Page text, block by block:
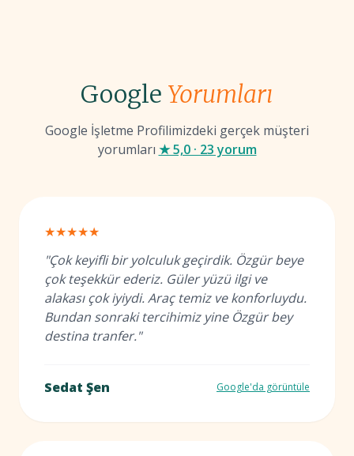
Google Yorumları
Google İşletme Profilimizdeki gerçek müşteri
yorumları ★ 5,0 · 23 yorum
★★★★★
"Çok keyifli bir yolculuk geçirdik. Özgür beye
çok teşekkür ederiz. Güler yüzü ilgi ve
alakası çok iyiydi. Araç temiz ve konforluydu.
Bundan sonraki tercihimiz yine Özgür bey
destina tranfer."
Sedat Şen Google'da görüntüle